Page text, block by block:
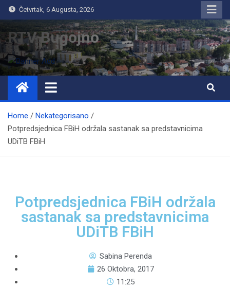
Četvrtak, 6 Augusta, 2026
RTV Bugojno
Home
Nekategorisano
Potpredsjednica FBiH održala sastanak sa predstavnicima
UDiTB FBiH
Potpredsjednica FBiH održala
sastanak sa predstavnicima
UDiTB FBiH
Sabina Perenda
26 Oktobra, 2017
11:25